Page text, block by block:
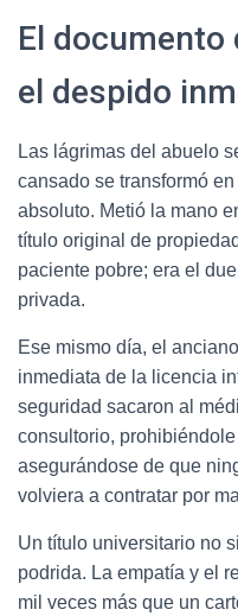
El documento
el despido
Las lágrimas del abuelo
cansado se transformó
absoluto. Metió la mano
título original de
paciente pobre; era el
privada.
Ese mismo día, el
inmediata de la licencia
seguridad sacaron al
consultorio,
asegurándose de que
volviera a contratar por
Un título universitario no
podrida. La empatía y el
mil veces más que un